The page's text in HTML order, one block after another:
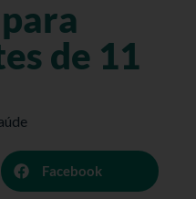
de 11
Facebook